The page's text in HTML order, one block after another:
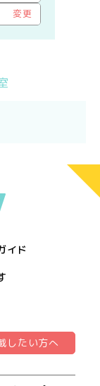
変更
イド
したい方へ